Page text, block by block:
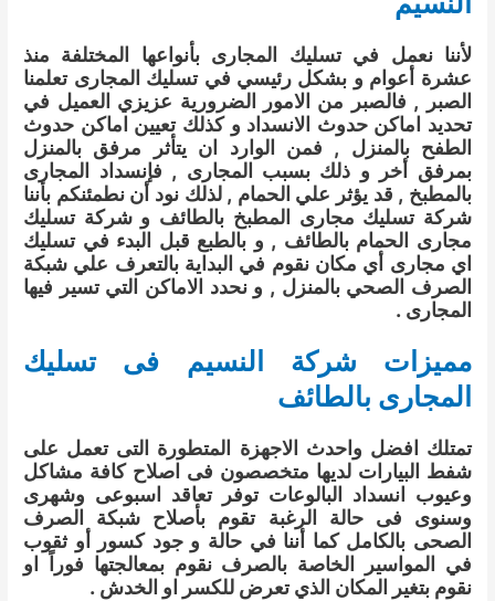
لأننا نعمل في تسليك المجارى بأنواعها المختلفة منذ
عشرة أعوام و بشكل رئيسي في تسليك المجارى تعلمنا
الصبر , فالصبر من الامور الضرورية عزيزي العميل في
تحديد اماكن حدوث الانسداد و كذلك تعيين اماكن حدوث
الطفح بالمنزل , فمن الوارد ان يتأثر مرفق بالمنزل
بمرفق أخر و ذلك بسبب المجارى , فإنسداد المجارى
بالمطبخ , قد يؤثر علي الحمام , لذلك نود أن نطمئنكم بأننا
شركة تسليك مجارى المطبخ بالطائف و شركة تسليك
مجارى الحمام بالطائف , و بالطبع قبل البدء في تسليك
اي مجارى أي مكان نقوم في البداية بالتعرف علي شبكة
الصرف الصحي بالمنزل , و نحدد الاماكن التي تسير فيها
المجارى .
مميزات شركة النسيم فى تسليك
المجارى بالطائف
تمتلك افضل واحدث الاجهزة المتطورة التى تعمل على
شفط البيارات لديها متخصصون فى اصلاح كافة مشاكل
وعيوب انسداد البالوعات توفر تعاقد اسبوعى وشهرى
وسنوى فى حالة الرغبة تقوم بأصلاح شبكة الصرف
الصحى بالكامل كما أننا في حالة و جود كسور أو ثقوب
في المواسير الخاصة بالصرف نقوم بمعالجتها فوراً او
نقوم بتغير المكان الذي تعرض للكسر او الخدش .